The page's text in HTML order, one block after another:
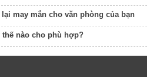
may mắn cho văn phòng của bạn
nào cho phù hợp?